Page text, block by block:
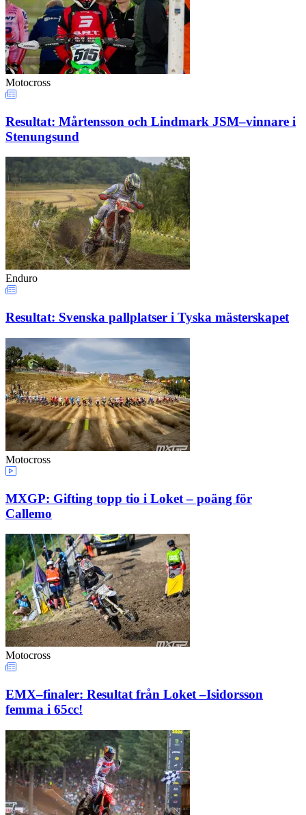
Motocross
Resultat: Mårtensson och Lindmark JSM–vinnare i
Stenungsund
Enduro
Resultat: Svenska pallplatser i Tyska mästerskapet
Motocross
MXGP: Gifting topp tio i Loket – poäng för
Callemo
Motocross
EMX–finaler: Resultat från Loket –Isidorsson
femma i 65cc!